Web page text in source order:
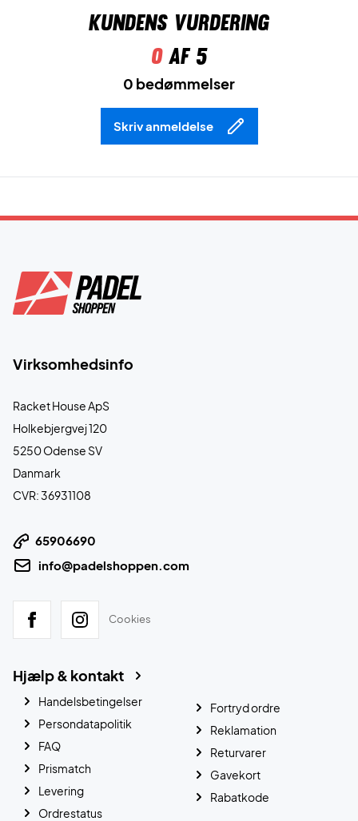
Kundens vurdering
0af 5
0 bedømmelser
Skriv anmeldelse
Virksomhedsinfo
Racket House ApS
Holkebjergvej 120
5250 Odense SV
Danmark
CVR: 36931108
65906690
info@padelshoppen.com
Cookies
Hjælp & kontakt
Handelsbetingelser
Persondatapolitik
FAQ
Prismatch
Levering
Ordrestatus
Fortryd ordre
Reklamation
Returvarer
Gavekort
Rabatkode